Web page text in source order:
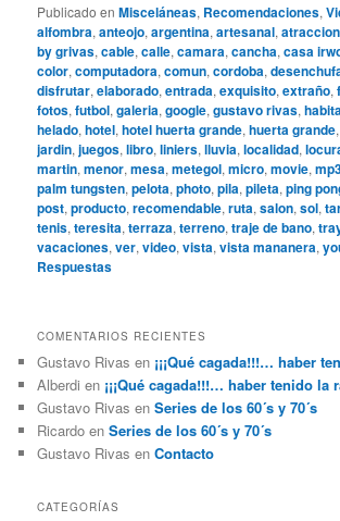
Publicado en Misceláneas, Recomendaciones,
alfombra,anteojo,argentina,artesanal,atraccion
by grivas,cable,calle,camara,cancha,casa
color,computadora,comun,cordoba,
disfrutar,elaborado,entrada,exquisito,extraño,
fotos,futbol,galeria,google,gustavo rivas,
helado,hotel,hotel huerta grande,huerta grande
jardin,juegos,libro,liniers,lluvia,localidad,
martin,menor,mesa,metegol,micro,movie,
palm tungsten,pelota,photo,pila,pileta,ping
post,producto,recomendable,ruta,salon,sol,
tenis,teresita,terraza,terreno,traje de bano,
vacaciones,ver,video,vista,vista mananera,
Respuestas
COMENTARIOS RECIENTES
Gustavo Rivas en ¡¡¡Qué cagada!!!… haber
Alberdi en ¡¡¡Qué cagada!!!… haber tenido la
Gustavo Rivas enSeries de los 60´s y 70´s
Ricardo enSeries de los 60´s y 70´s
Gustavo Rivas enContacto
CATEGORÍAS